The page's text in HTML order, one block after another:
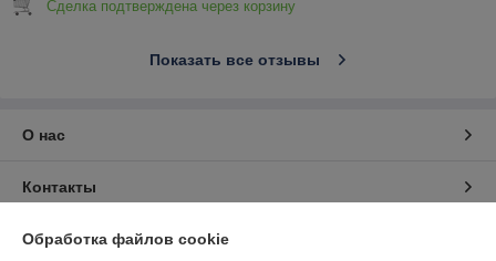
Сделка подтверждена через корзину
Показать все отзывы
О нас
Контакты
Доставка и оплата
Обработка файлов cookie